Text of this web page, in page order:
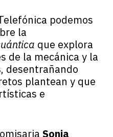
podemos
la
que explora
de la mecánica y la
desentrañando
plantean y que
e
Sonia